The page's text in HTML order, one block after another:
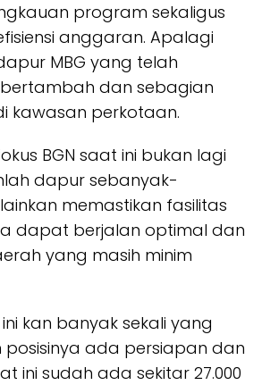
program sekaligus
anggaran. Apalagi
MBG yang telah
dan sebagian
kawasan perkotaan.
BGN saat ini bukan lagi
dapur sebanyak-
memastikan fasilitas
dapat berjalan optimal dan
yang masih minim
kan banyak sekali yang
ada persiapan dan
ini sudah ada sekitar 27.000